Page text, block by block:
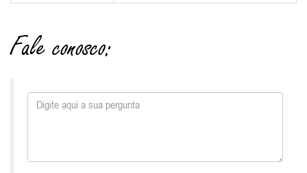
Fale conosco: